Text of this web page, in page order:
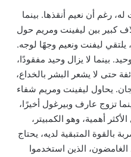
رغم أن نعيم أنقذها. بينما
كبير بين ليفينت ومريم حول
يلتقي ليفنت ونعيم وجهًا لوجه.
بينما لا يزال وحيد مفقودًا،
حتى لا يشعر البشر بالخداع،
يحاول ليفينت ومريم شفاء
تزوج عارف وبيرغول أخيرًا،
أهمية، وهو الكمبيتر،
بالقوة المتبقية لديه، يحتاج
الذين استخدموا